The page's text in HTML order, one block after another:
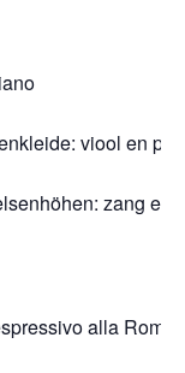
en
viool en
viool en
zang en
alla